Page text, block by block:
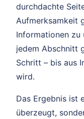
durchdachte
Aufmerksamkeit
Informationen zu
jedem Abschnitt
Schritt – bis aus
wird.
Das Ergebnis ist
überzeugt,